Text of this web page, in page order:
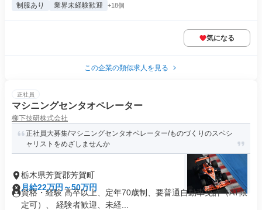
制服あり 業界未経験歓迎 +18個
気になる
この企業の類似求人を見る
正社員
マシニングセンタオペレーター
柳下技研株式会社
正社員大募集/マシニングセンタオペレーター/ものづくりのスペシ
ャリストをめざしませんか
栃木県芳賀郡芳賀町
月給22万円～50万円
資格・経験 高卒以上、定年70歳制、要普通自動車免許（AT限
定可）、 経験者歓迎、未経...